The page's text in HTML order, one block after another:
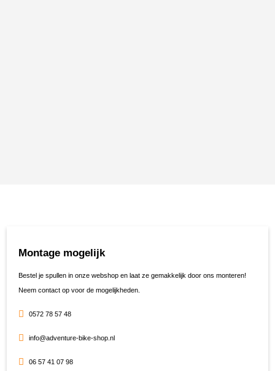
Montage mogelijk
Bestel je spullen in onze webshop en laat ze gemakkelijk door ons monteren!
Neem contact op voor de mogelijkheden.
0572 78 57 48
info@adventure-bike-shop.nl
06 57 41 07 98